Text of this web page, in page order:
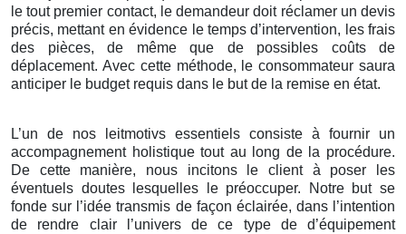
le tout premier contact, le demandeur doit réclamer un devis
précis, mettant en évidence le temps d’intervention, les frais
des pièces, de même que de possibles coûts de
déplacement. Avec cette méthode, le consommateur saura
anticiper le budget requis dans le but de la remise en état.
L’un de nos leitmotivs essentiels consiste à fournir un
accompagnement holistique tout au long de la procédure.
De cette manière, nous incitons le client à poser les
éventuels doutes lesquelles le préoccuper. Notre but se
fonde sur l’idée transmis de façon éclairée, dans l’intention
de rendre clair l’univers de ce type de d’équipement